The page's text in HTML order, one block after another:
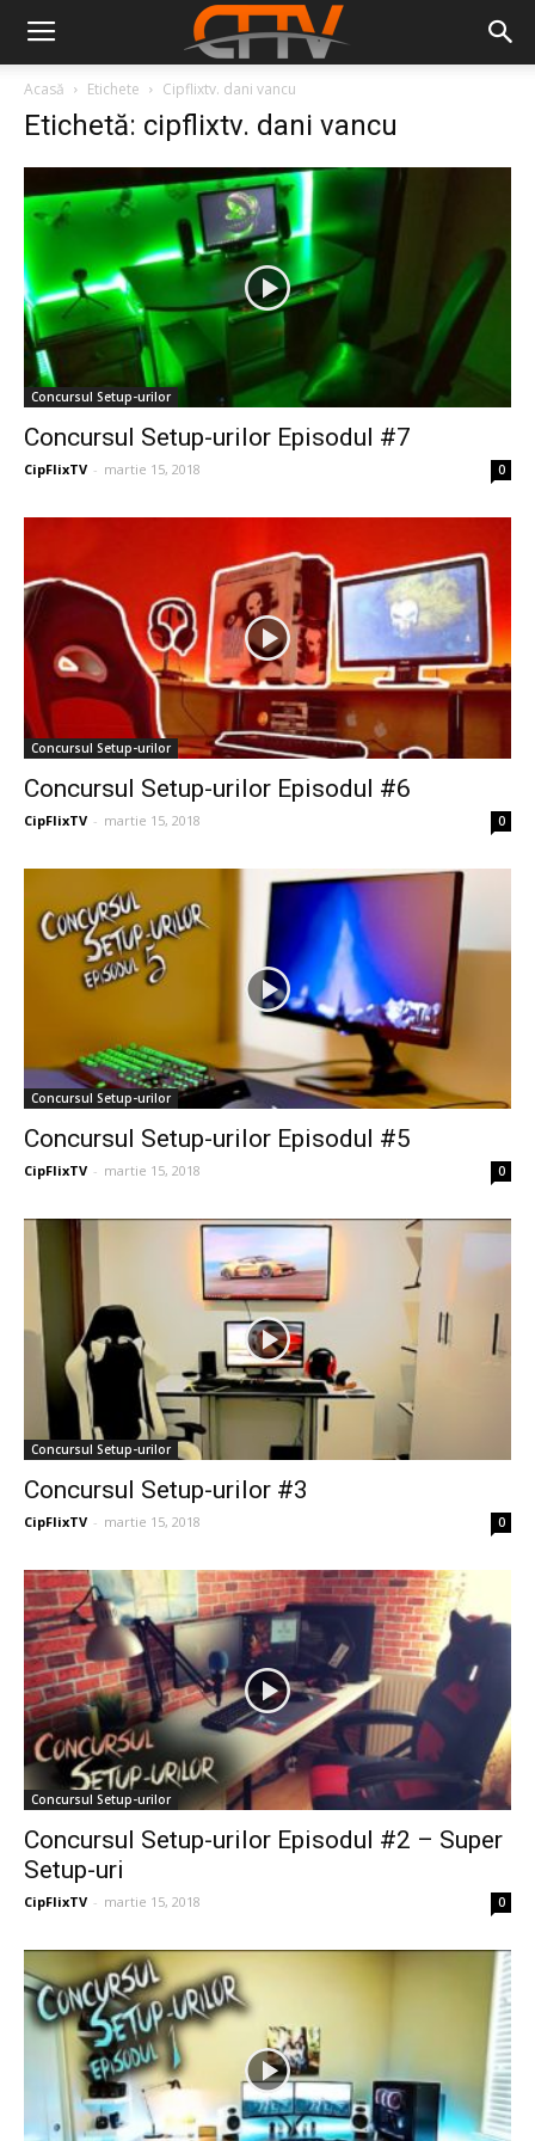
Acasă Etichete Cipflixtv. dani vancu
Etichetă: cipflixtv. dani vancu
Concursul Setup-urilor
Concursul Setup-urilor Episodul #7
CipFlixTV - martie 15, 2018 0
Concursul Setup-urilor
Concursul Setup-urilor Episodul #6
CipFlixTV - martie 15, 2018 0
Concursul Setup-urilor
Concursul Setup-urilor Episodul #5
CipFlixTV - martie 15, 2018 0
Concursul Setup-urilor
Concursul Setup-urilor #3
CipFlixTV - martie 15, 2018 0
Concursul Setup-urilor
Concursul Setup-urilor Episodul #2 – Super
Setup-uri
CipFlixTV - martie 15, 2018 0